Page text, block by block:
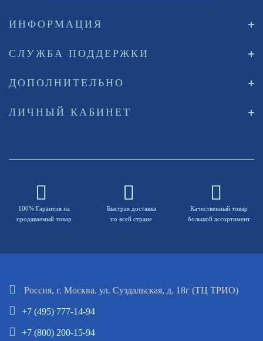
ИНФОРМАЦИЯ
СЛУЖБА ПОДДЕРЖКИ
ДОПОЛНИТЕЛЬНО
ЛИЧНЫЙ КАБИНЕТ
100% Гарантия на
продаваемый товар
Быстрая доставка
по всей стране
Качественный товар
большой ассортимент
Россия, г. Москва. ул. Суздальская, д. 18г (ТЦ ТРИО)
+7 (495) 777-14-94
+7 (800) 200-15-94